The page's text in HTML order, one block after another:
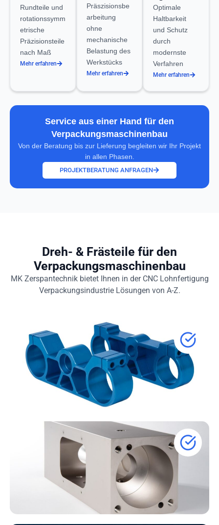
Rundteile und
rotationssymm
etrische
Präzisionsteile
nach Maß
Mehr erfahren
Präszisionsbe
arbeitung
ohne
mechanische
Belastung des
Werkstücks
Mehr erfahren
Optimale
Haltbarkeit
und Schutz
durch
modernste
Verfahren
Mehr erfahren
Service aus einer Hand für den
Verpackungsmaschinenbau
Von der Beratung bis zur Lieferung begleiten wir Ihr Projekt
in allen Phasen.
PROJEKTBERATUNG ANFRAGEN
Dreh- & Frästeile für den
Verpackungsmaschinenbau
MK Zerspantechnik bietet Ihnen in der CNC Lohnfertigung
Verpackungsindustrie Lösungen von A-Z.